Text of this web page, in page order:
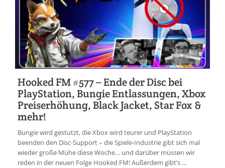
Hooked FM #577 – Ende der Disc bei
PlayStation, Bungie Entlassungen, Xbox
Preiserhöhung, Black Jacket, Star Fox &
mehr!
Bungie wird gestutzt, die Xbox wird teurer und PlayStation
beenden den Disc-Support – die Spiele-Industrie gibt sich mal
wieder große Mühe diese Woche… und darüber müssen wir
reden in der neuen Folge Hooked FM! Außerdem gibt’s ...